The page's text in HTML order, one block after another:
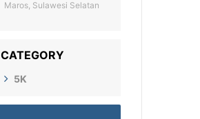
Maros, Sulawesi Selatan
CATEGORY
5K